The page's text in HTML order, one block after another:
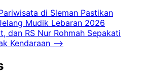
di Sleman Pastikan
Mudik Lebaran 2026
dan RS Nur Rohmah Sepakati
Kendaraan ⟶